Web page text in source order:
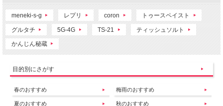
meneki-s-g レプリ coron トゥースペイスト
グルタチ 5G-4G TS-21 ティッシュソルト
かんじん秘蔵
目的別にさがす
春のおすすめ
夏のおすすめ
梅雨のおすすめ
秋のおすすめ